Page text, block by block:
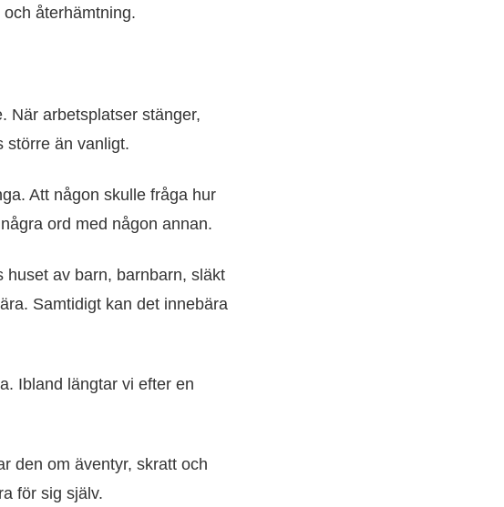
återhämtning.
När arbetsplatser stänger,
större än vanligt.
Att någon skulle fråga hur
ord med någon annan.
huset av barn, barnbarn, släkt
Samtidigt kan det innebära
Ibland längtar vi efter en
den om äventyr, skratt och
för sig själv.